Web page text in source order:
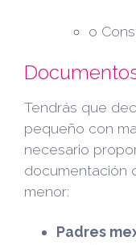
o
Tendrás que
pequeño con
necesario
documentación
menor:
Padres